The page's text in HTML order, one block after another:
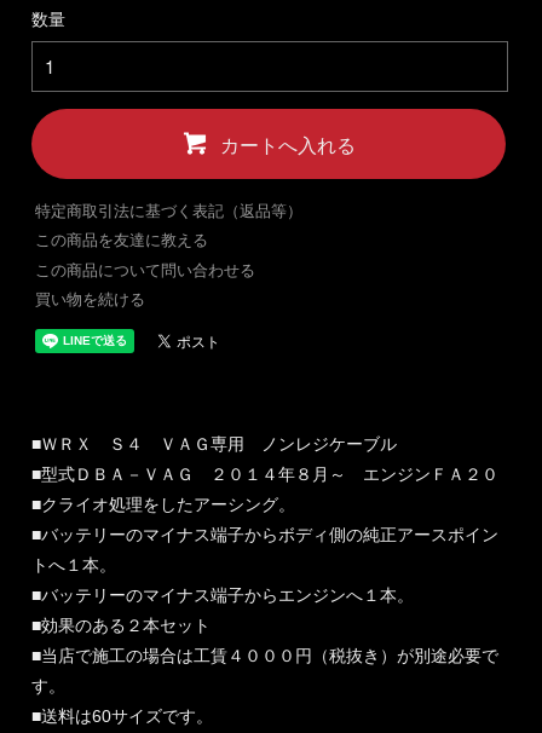
数量
カートへ入れる
特定商取引法に基づく表記（返品等）
この商品を友達に教える
この商品について問い合わせる
買い物を続ける
■ＷＲＸ Ｓ４ ＶＡＧ専用 ノンレジケーブル
■型式ＤＢＡ－ＶＡＧ ２０１４年８月～ エンジンＦＡ２０
■クライオ処理をしたアーシング。
■バッテリーのマイナス端子からボディ側の純正アースポイン
トへ１本。
■バッテリーのマイナス端子からエンジンへ１本。
■効果のある２本セット
■当店で施工の場合は工賃４０００円（税抜き）が別途必要で
す。
■送料は60サイズです。